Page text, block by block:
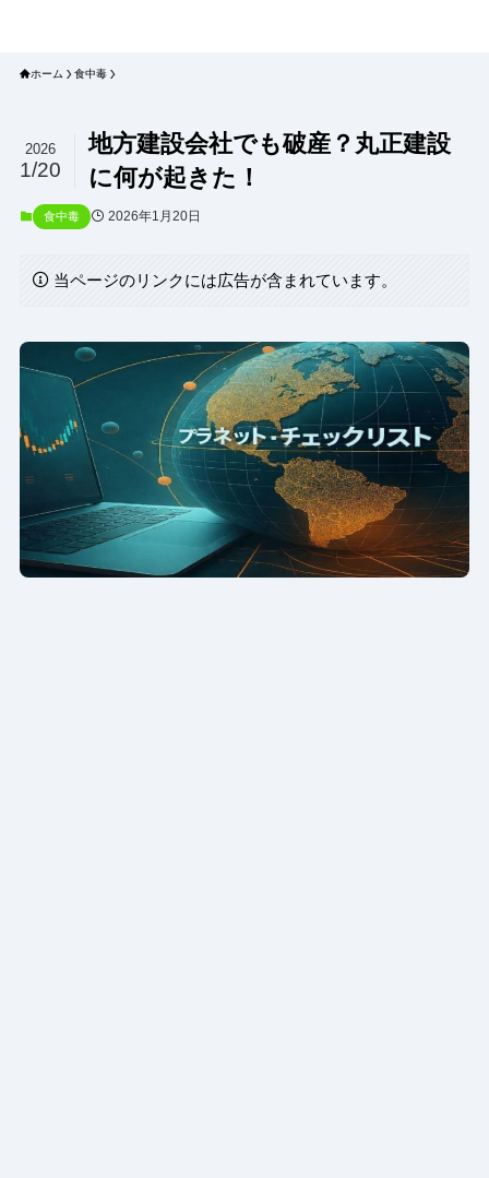
ホーム 食中毒
地方建設会社でも破産？丸正建設
に何が起きた！
2026
1/20
食中毒 2026年1月20日
当ページのリンクには広告が含まれています。